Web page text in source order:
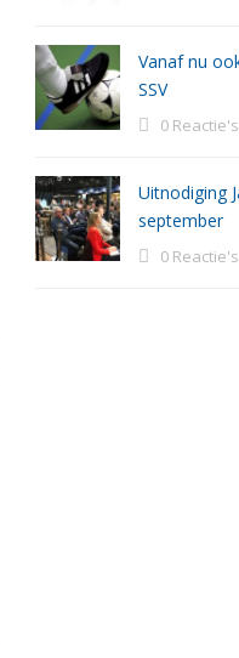
Vanaf nu
SSV
0 Reactie's
Uitnodiging
september
0 Reactie's